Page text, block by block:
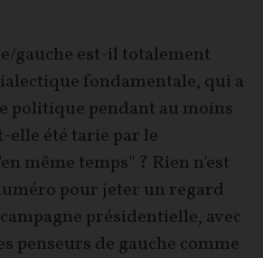
gauche est-il totalement
fondamentale, qui a
politique pendant au moins
elle été tarie par le
même temps" ? Rien n'est
pour jeter un regard
présidentielle, avec
penseurs de gauche comme